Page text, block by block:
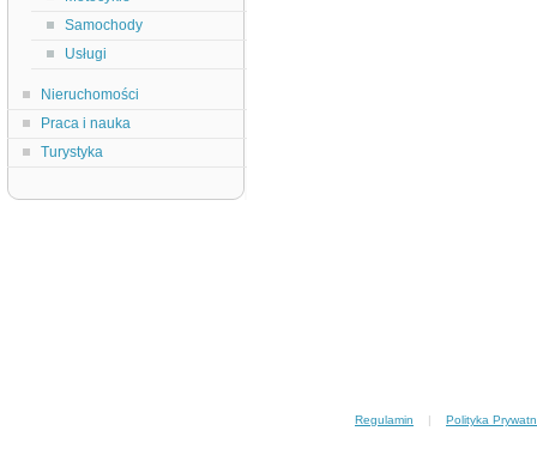
Samochody
Usługi
Nieruchomości
Praca i nauka
Turystyka
Regulamin | Polityka